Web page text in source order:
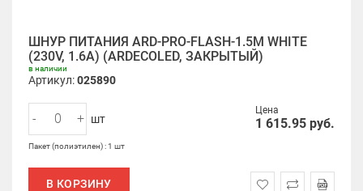
ШНУР ПИТАНИЯ ARD-PRO-FLASH-1.5M WHITE
(230V, 1.6A) (ARDECOLED, ЗАКРЫТЫЙ)
в наличии
Артикул:025890
Цена
1 615.95 руб.
- + шт
Пакет (полиэтилен) : 1 шт
В КОРЗИНУ